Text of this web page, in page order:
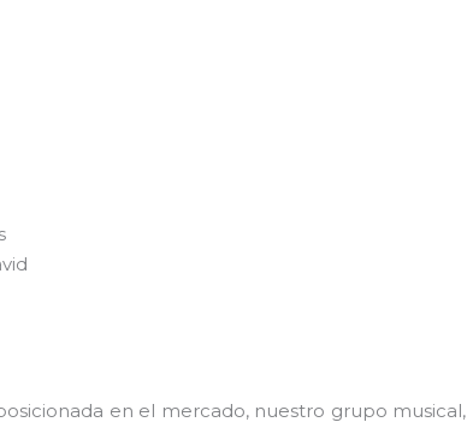
en el mercado, nuestro grupo musical,